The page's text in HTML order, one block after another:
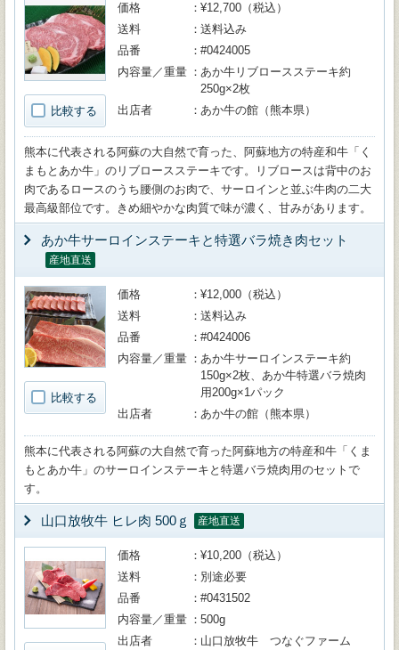
比較する
価格
¥12,700（税込）
送料
送料込み
品番
#0424005
内容量／重量
あか牛リブロースステーキ約
250g×2枚
出店者
あか牛の館（熊本県）
熊本に代表される阿蘇の大自然で育った、阿蘇地方の特産和牛「く
まもとあか牛」のリブロースステーキです。リブロースは背中のお
肉であるロースのうち腰側のお肉で、サーロインと並ぶ牛肉の二大
最高級部位です。きめ細やかな肉質で味が濃く、甘みがあります。
あか牛サーロインステーキと特選バラ焼き肉セット
産地直送
比較する
価格
¥12,000（税込）
送料
送料込み
品番
#0424006
内容量／重量
あか牛サーロインステーキ約
150g×2枚、あか牛特選バラ焼肉
用200g×1パック
出店者
あか牛の館（熊本県）
熊本に代表される阿蘇の大自然で育った阿蘇地方の特産和牛「くま
もとあか牛」のサーロインステーキと特選バラ焼肉用のセットで
す。
山口放牧牛 ヒレ肉 500ｇ 産地直送
価格
¥10,200（税込）
送料
別途必要
品番
#0431502
内容量／重量
500g
出店者
山口放牧牛 つなぐファーム